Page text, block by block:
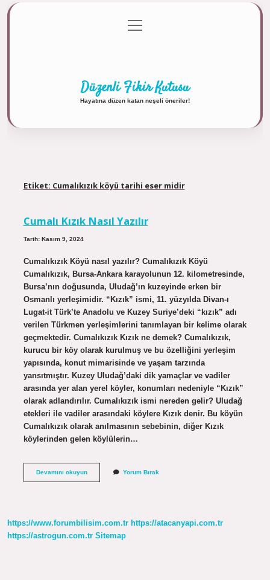
Gizlilik Politikası
menüyü
aç
Düzenli Fikir Kutusu
Hayatına düzen katan neşeli öneriler!
Etiket: Cumalıkızık köyü tarihi eser midir
Cumalı Kızık Nasıl Yazılır
Tarih: Kasım 9, 2024
Cumalıkızık Köyü nasıl yazılır? Cumalıkızık Köyü
Cumalıkızık, Bursa-Ankara karayolunun 12. kilometresinde,
Bursa’nın doğusunda, Uludağ’ın kuzeyinde erken bir
Osmanlı yerleşimidir. “Kızık” ismi, 11. yüzyılda Divan-ı
Lugat-it Türk’te Anadolu ve Kuzey Suriye’deki “kızık” adı
verilen Türkmen yerleşimlerini tanımlayan bir kelime olarak
geçmektedir. Cumalıkızık Kızık ne demek? Cumalıkızık,
kurucu bir köy olarak kurulmuş ve bu özelliğini yerleşim
yapısında, konut mimarisinde ve yaşam tarzında
yansıtmıştır. Kuzey Uludağ’daki dik yamaçlar ve vadiler
arasında yer alan yerel köyler, konumları nedeniyle “Kızık”
olarak adlandırılır. Cumalıkızık ismi nereden gelir? Uludağ
etekleri ile vadiler arasındaki köylere Kızık denir. Bu köyün
Cumalıkızık olarak anılmasının sebebinin, diğer Kızık
köylerinden gelen köylülerin…
Devamını okuyunCumalı
Yorum Bırak
https://www.forumbilisim.com.tr https://atacanyapi.com.tr
https://astrogun.com.tr Sitemap